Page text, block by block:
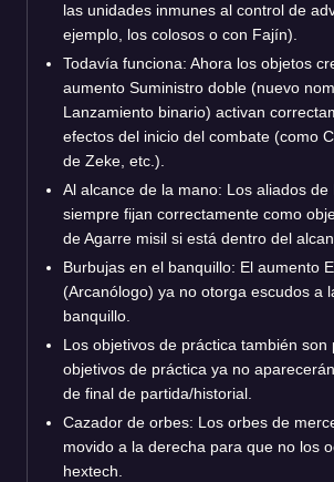
las unidades inmunes al control de
ejemplo, los colosos o con Fajín).
Todavía funciona: Ahora los objetos
aumento Suministro doble (nuevo
Lanzamiento binario) activan
efectos del inicio del combate (como
de Zeke, etc.).
Al alcance de la mano: Los aliados de
siempre fijan correctamente como
de Agarre misil si está dentro del
Burbujas en el banquillo: El aumento
(Arcanólogo) ya no otorga escudos a
banquillo.
Los objetivos de práctica también son
objetivos de práctica ya no
de final de partida/historial.
Cazador de orbes: Los orbes de
movido a la derecha para que no los
hextech.